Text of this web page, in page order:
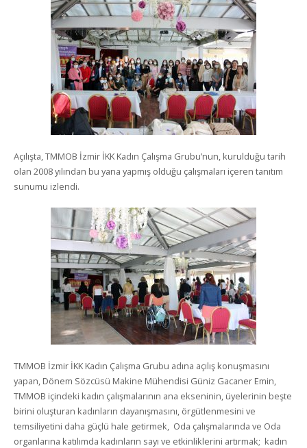
Açılışta, TMMOB İzmir İKK Kadın Çalışma Grubu’nun, kurulduğu tarih
olan 2008 yılından bu yana yapmış olduğu çalışmaları içeren tanıtım
sunumu izlendi.
TMMOB İzmir İKK Kadın Çalışma Grubu adına açılış konuşmasını
yapan, Dönem Sözcüsü Makine Mühendisi Güniz Gacaner Emin,
TMMOB içindeki kadın çalışmalarının ana ekseninin, üyelerinin beşte
birini oluşturan kadınların dayanışmasını, örgütlenmesini ve
temsiliyetini daha güçlü hale getirmek, Oda çalışmalarında ve Oda
organlarına katılımda kadınların sayı ve etkinliklerini artırmak; kadın